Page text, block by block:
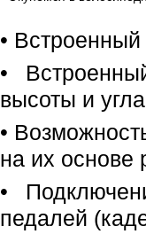
•
•
высоты и
•
на их основе
•
педалей